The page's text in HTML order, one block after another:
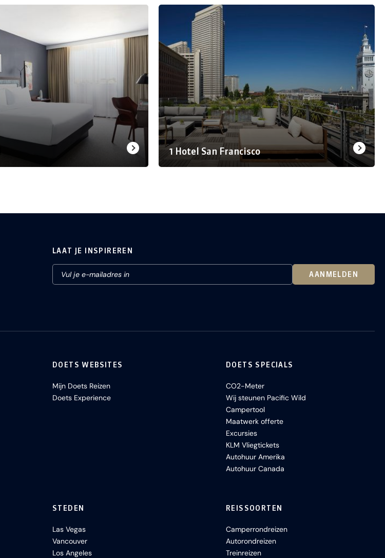
1 Hotel San Francisco
LAAT JE INSPIREREN
AANMELDEN
DOETS WEBSITES
Mijn Doets Reizen
Doets Experience
DOETS SPECIALS
CO2-Meter
Wij steunen Pacific Wild
Campertool
Maatwerk offerte
Excursies
KLM Vliegtickets
Autohuur Amerika
Autohuur Canada
STEDEN
Las Vegas
Vancouver
Los Angeles
REISSOORTEN
Camperrondreizen
Autorondreizen
Treinreizen